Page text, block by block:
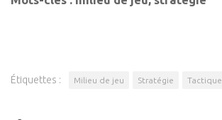
Étiquettes : Milieu de jeu Stratégie Tactique